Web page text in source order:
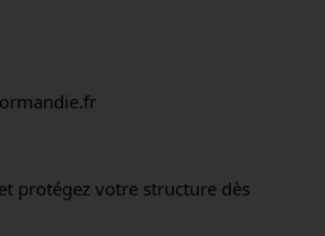
protégez votre structure dès